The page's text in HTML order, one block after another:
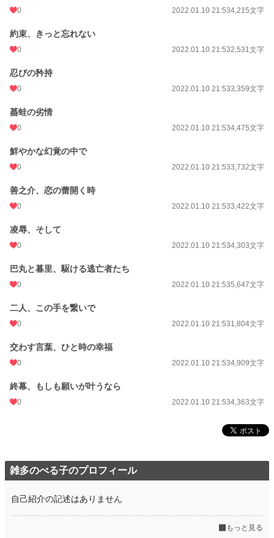
0 2022.01.10 21:534,215文字
約束、きっと忘れない
0 2022.01.10 21:532,531文字
忍びの矜持
0 2022.01.10 21:533,359文字
蟇蛙の劣情
0 2022.01.10 21:534,475文字
鮮やかな幻覚の中で
0 2022.01.10 21:533,732文字
善之介、恋の蕾開く時
0 2022.01.10 21:533,422文字
凌辱、そして
0 2022.01.10 21:534,303文字
巴丸と暮里、駆ける逃亡者たち
0 2022.01.10 21:535,647文字
二人、この手を繋いで
0 2022.01.10 21:531,804文字
交わす言葉、ひと時の幸福
0 2022.01.10 21:534,909文字
終幕、もしも願いが叶うなら
0 2022.01.10 21:534,363文字
雑多のべる子のプロフィール
自己紹介の記述はありません
もっと見る